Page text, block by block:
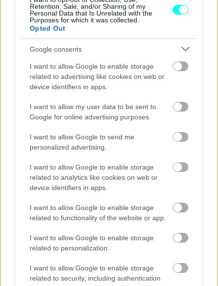
Retention, Sale, and/or Sharing of my
Personal Data that Is Unrelated with the
Purposes for which it was collected.
Opted Out
Google consents
I want to allow Google to enable storage
related to advertising like cookies on web or
device identifiers in apps.
I want to allow my user data to be sent to
Google for online advertising purposes.
I want to allow Google to send me
personalized advertising.
I want to allow Google to enable storage
related to analytics like cookies on web or
device identifiers in apps.
I want to allow Google to enable storage
related to functionality of the website or app.
I want to allow Google to enable storage
related to personalization.
I want to allow Google to enable storage
related to security, including authentication
Jaguar: H τιμή της κορυφαίας F-Pace SVR
των 550 ίππων